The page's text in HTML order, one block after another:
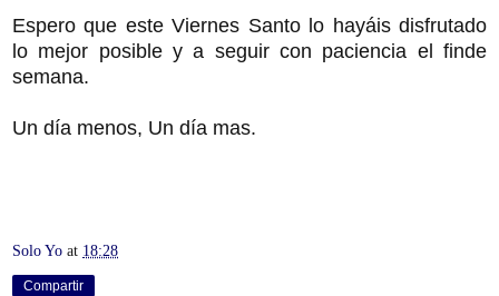
Espero que este Viernes Santo lo hayáis disfrutado
lo mejor posible y a seguir con paciencia el finde
semana.
Un día menos, Un día mas.
Solo Yo at 18:28
Compartir